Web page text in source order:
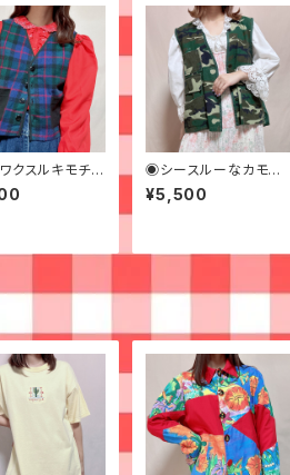
クスルキモチの
ベスト◉古着
◉シースルーなカモフラ
ージュフィッシングベス
ト◉ 古着
¥5,500